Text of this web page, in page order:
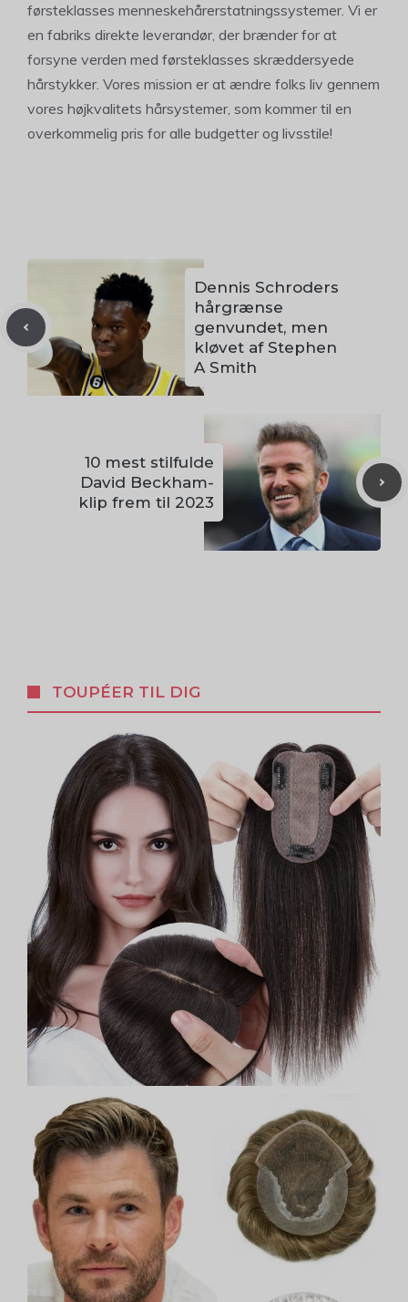
førsteklasses menneskehårerstatningssystemer. Vi er
en fabriks direkte leverandør, der brænder for at
forsyne verden med førsteklasses skræddersyede
hårstykker. Vores mission er at ændre folks liv gennem
vores højkvalitets hårsystemer, som kommer til en
overkommelig pris for alle budgetter og livsstile!
Dennis Schroders
hårgrænse
genvundet, men
kløvet af Stephen
A Smith
10 mest stilfulde
David Beckham-
klip frem til 2023
TOUPÉER TIL DIG